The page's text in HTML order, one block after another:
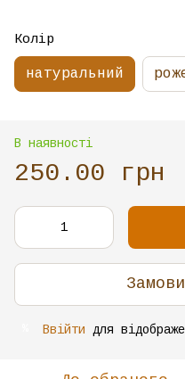
Колір
натуральний
В наявності
250.00 грн
Ввійти для